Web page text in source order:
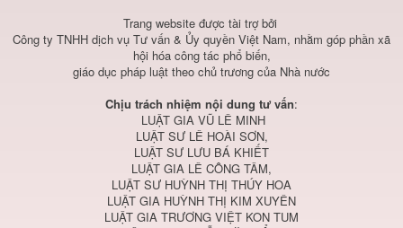
Trang website được tài trợ bởi
Công ty TNHH dịch vụ Tư vấn & Ủy quyền Việt Nam, nhằm góp phần xã
hội hóa công tác phổ biến,
giáo dục pháp luật theo chủ trương của Nhà nước
Chịu trách nhiệm nội dung tư vấn:
LUẬT GIA VŨ LÊ MINH
LUẬT SƯ LÊ HOÀI SƠN,
LUẬT SƯ LƯU BÁ KHIẾT
LUẬT GIA LÊ CÔNG TÂM,
LUẬT SƯ HUỲNH THỊ THÚY HOA
LUẬT GIA HUỲNH THỊ KIM XUYÊN
LUẬT GIA TRƯƠNG VIỆT KON TUM